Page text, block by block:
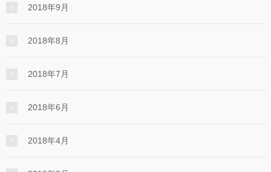
2018年9月
2018年8月
2018年7月
2018年6月
2018年4月